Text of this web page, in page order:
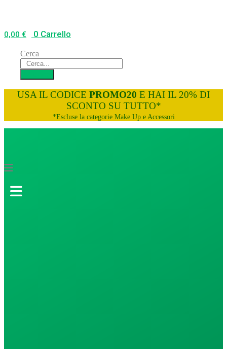
0,00 € 0 Carrello
Cerca
USA IL CODICE PROMO20 E HAI IL 20% DI
SCONTO SU TUTTO*
*Escluse la categorie Make Up e Accessori